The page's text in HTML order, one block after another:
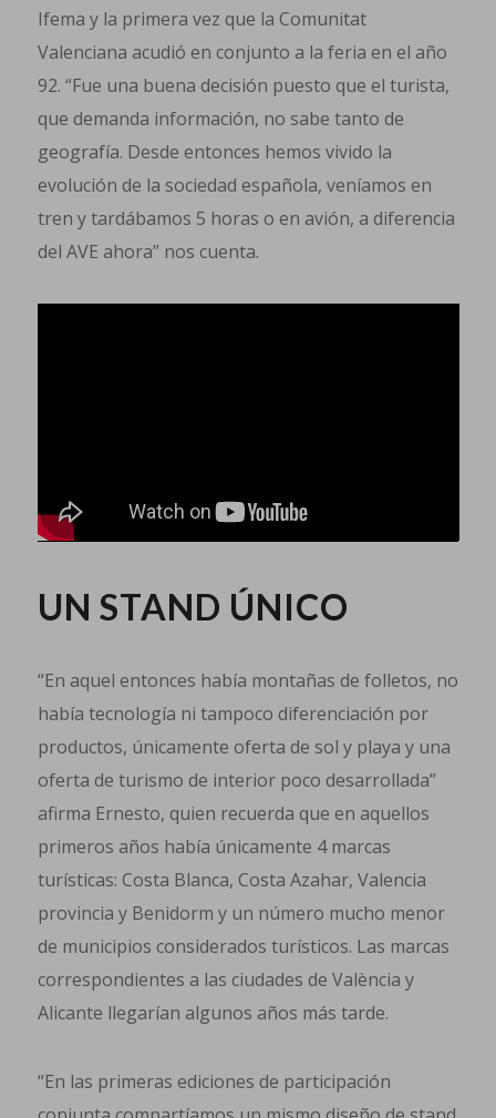
Ifema y la primera vez que la Comunitat
Valenciana acudió en conjunto a la feria en el año
92. “Fue una buena decisión puesto que el turista,
que demanda información, no sabe tanto de
geografía. Desde entonces hemos vivido la
evolución de la sociedad española, veníamos en
tren y tardábamos 5 horas o en avión, a diferencia
del AVE ahora” nos cuenta.
UN STAND ÚNICO
“En aquel entonces había montañas de folletos, no
había tecnología ni tampoco diferenciación por
productos, únicamente oferta de sol y playa y una
oferta de turismo de interior poco desarrollada”
afirma Ernesto, quien recuerda que en aquellos
primeros años había únicamente 4 marcas
turísticas: Costa Blanca, Costa Azahar, Valencia
provincia y Benidorm y un número mucho menor
de municipios considerados turísticos. Las marcas
correspondientes a las ciudades de València y
Alicante llegarían algunos años más tarde.
“En las primeras ediciones de participación